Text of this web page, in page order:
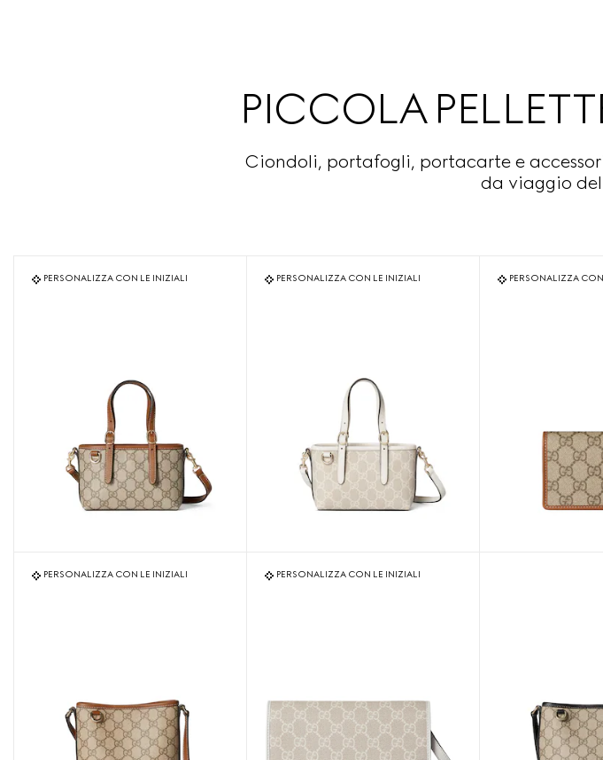
PICCOLA
Ciondoli, portafogli, portacarte e
da viaggio
PERSONALIZZA CON LE INIZIALI PERSONALIZZA CON LE INIZIALI PERSONALIZZA
PERSONALIZZA CON LE INIZIALI PERSONALIZZA CON LE INIZIALI